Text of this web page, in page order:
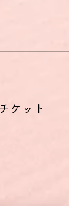
ケット